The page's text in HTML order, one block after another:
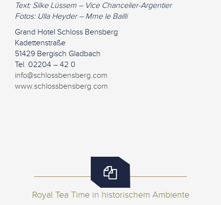
Text: Silke Lüssem – Vice Chancelier-Argentier
Fotos: Ulla Heyder – Mme le Bailli
Grand Hotel Schloss Bensberg
Kadettenstraße
51429 Bergisch Gladbach
Tel. 02204 – 42 0
info@schlossbensberg.com
www.schlossbensberg.com
Royal Tea Time in historischem Ambiente